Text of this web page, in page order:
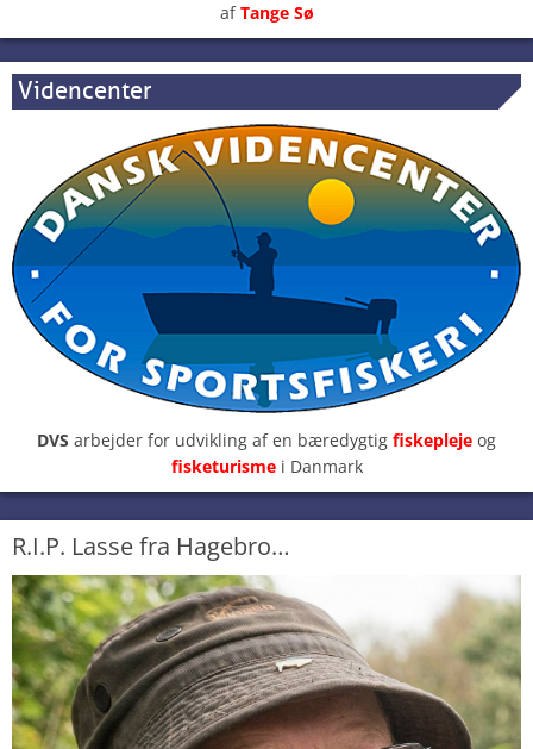
afTange Sø
Videncenter
DVS arbejder for udvikling af en bæredygtig fiskepleje og
fisketurisme i Danmark
R.I.P. Lasse fra Hagebro…